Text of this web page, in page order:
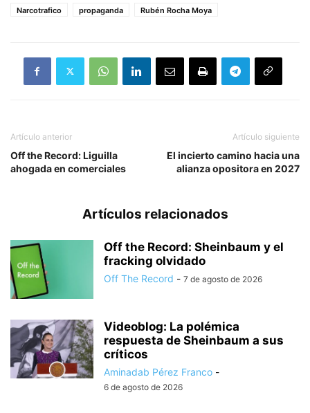
Narcotrafico
propaganda Rubén Rocha Moya
Artículo anterior
Off the Record: Liguilla
ahogada en comerciales
Artículo siguiente
El incierto camino hacia una
alianza opositora en 2027
Artículos relacionados
Off the Record: Sheinbaum y el
fracking olvidado
Off The Record - 7 de agosto de 2026
Videoblog: La polémica
respuesta de Sheinbaum a sus
críticos
Aminadab Pérez Franco -
6 de agosto de 2026